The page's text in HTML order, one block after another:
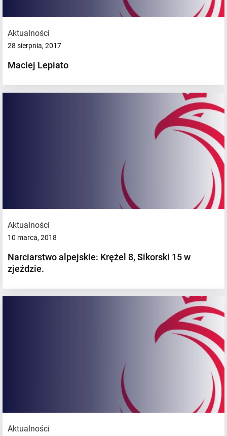
Aktualności
28 sierpnia, 2017
Maciej Lepiato
Aktualności
10 marca, 2018
Narciarstwo alpejskie: Krężel 8, Sikorski 15 w
zjeździe.
Aktualności